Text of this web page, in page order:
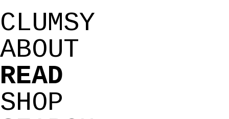
CLUMSY
ABOUT
READ
SHOP